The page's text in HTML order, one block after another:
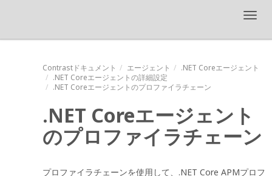
Contrastドキュメント エージェント
.NET Coreエージェント
.NET Coreエージェントの詳細設定
.NET Coreエージェントのプロファイラチェーン
.NET Coreエージェント
のプロファイラチェーン
プロファイラチェーンを使用して、.NET Core APMプロフ